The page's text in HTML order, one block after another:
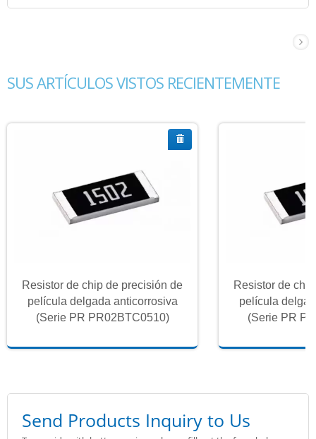
SUS ARTÍCULOS VISTOS RECIENTEMENTE
Resistor de chip de precisión de
película delgada anticorrosiva
(Serie PR PR02BTC0510)
Resistor de
película
(Serie PR